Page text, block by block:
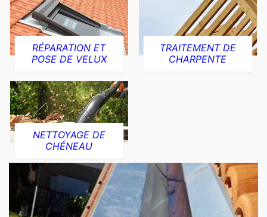
RÉPARATION ET
POSE DE VELUX
TRAITEMENT DE
CHARPENTE
NETTOYAGE DE
CHÉNEAU